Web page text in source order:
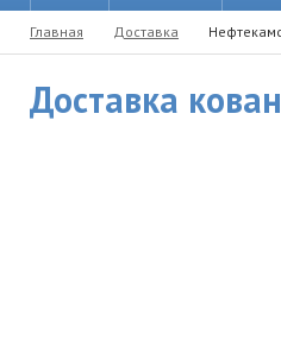
Главная Доставка
Доставка